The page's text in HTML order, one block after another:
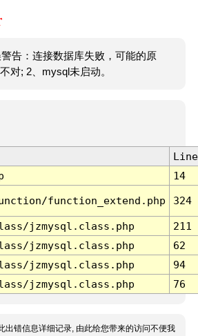
告：连接数据库失败，可能的原
对; 2、mysql未启动。
Line
14
function_extend.php 324
jzmysql.class.php
211
jzmysql.class.php
62
jzmysql.class.php
94
jzmysql.class.php 76
出错信息详细记录, 由此给您带来的访问不便我